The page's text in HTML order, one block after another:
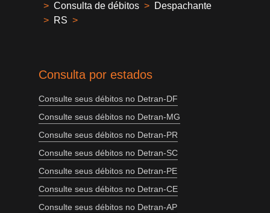
> Consulta de débitos > Despachante
> RS >
Consulta por estados
Consulte seus débitos no Detran-DF
Consulte seus débitos no Detran-MG
Consulte seus débitos no Detran-PR
Consulte seus débitos no Detran-SC
Consulte seus débitos no Detran-PE
Consulte seus débitos no Detran-CE
Consulte seus débitos no Detran-AP